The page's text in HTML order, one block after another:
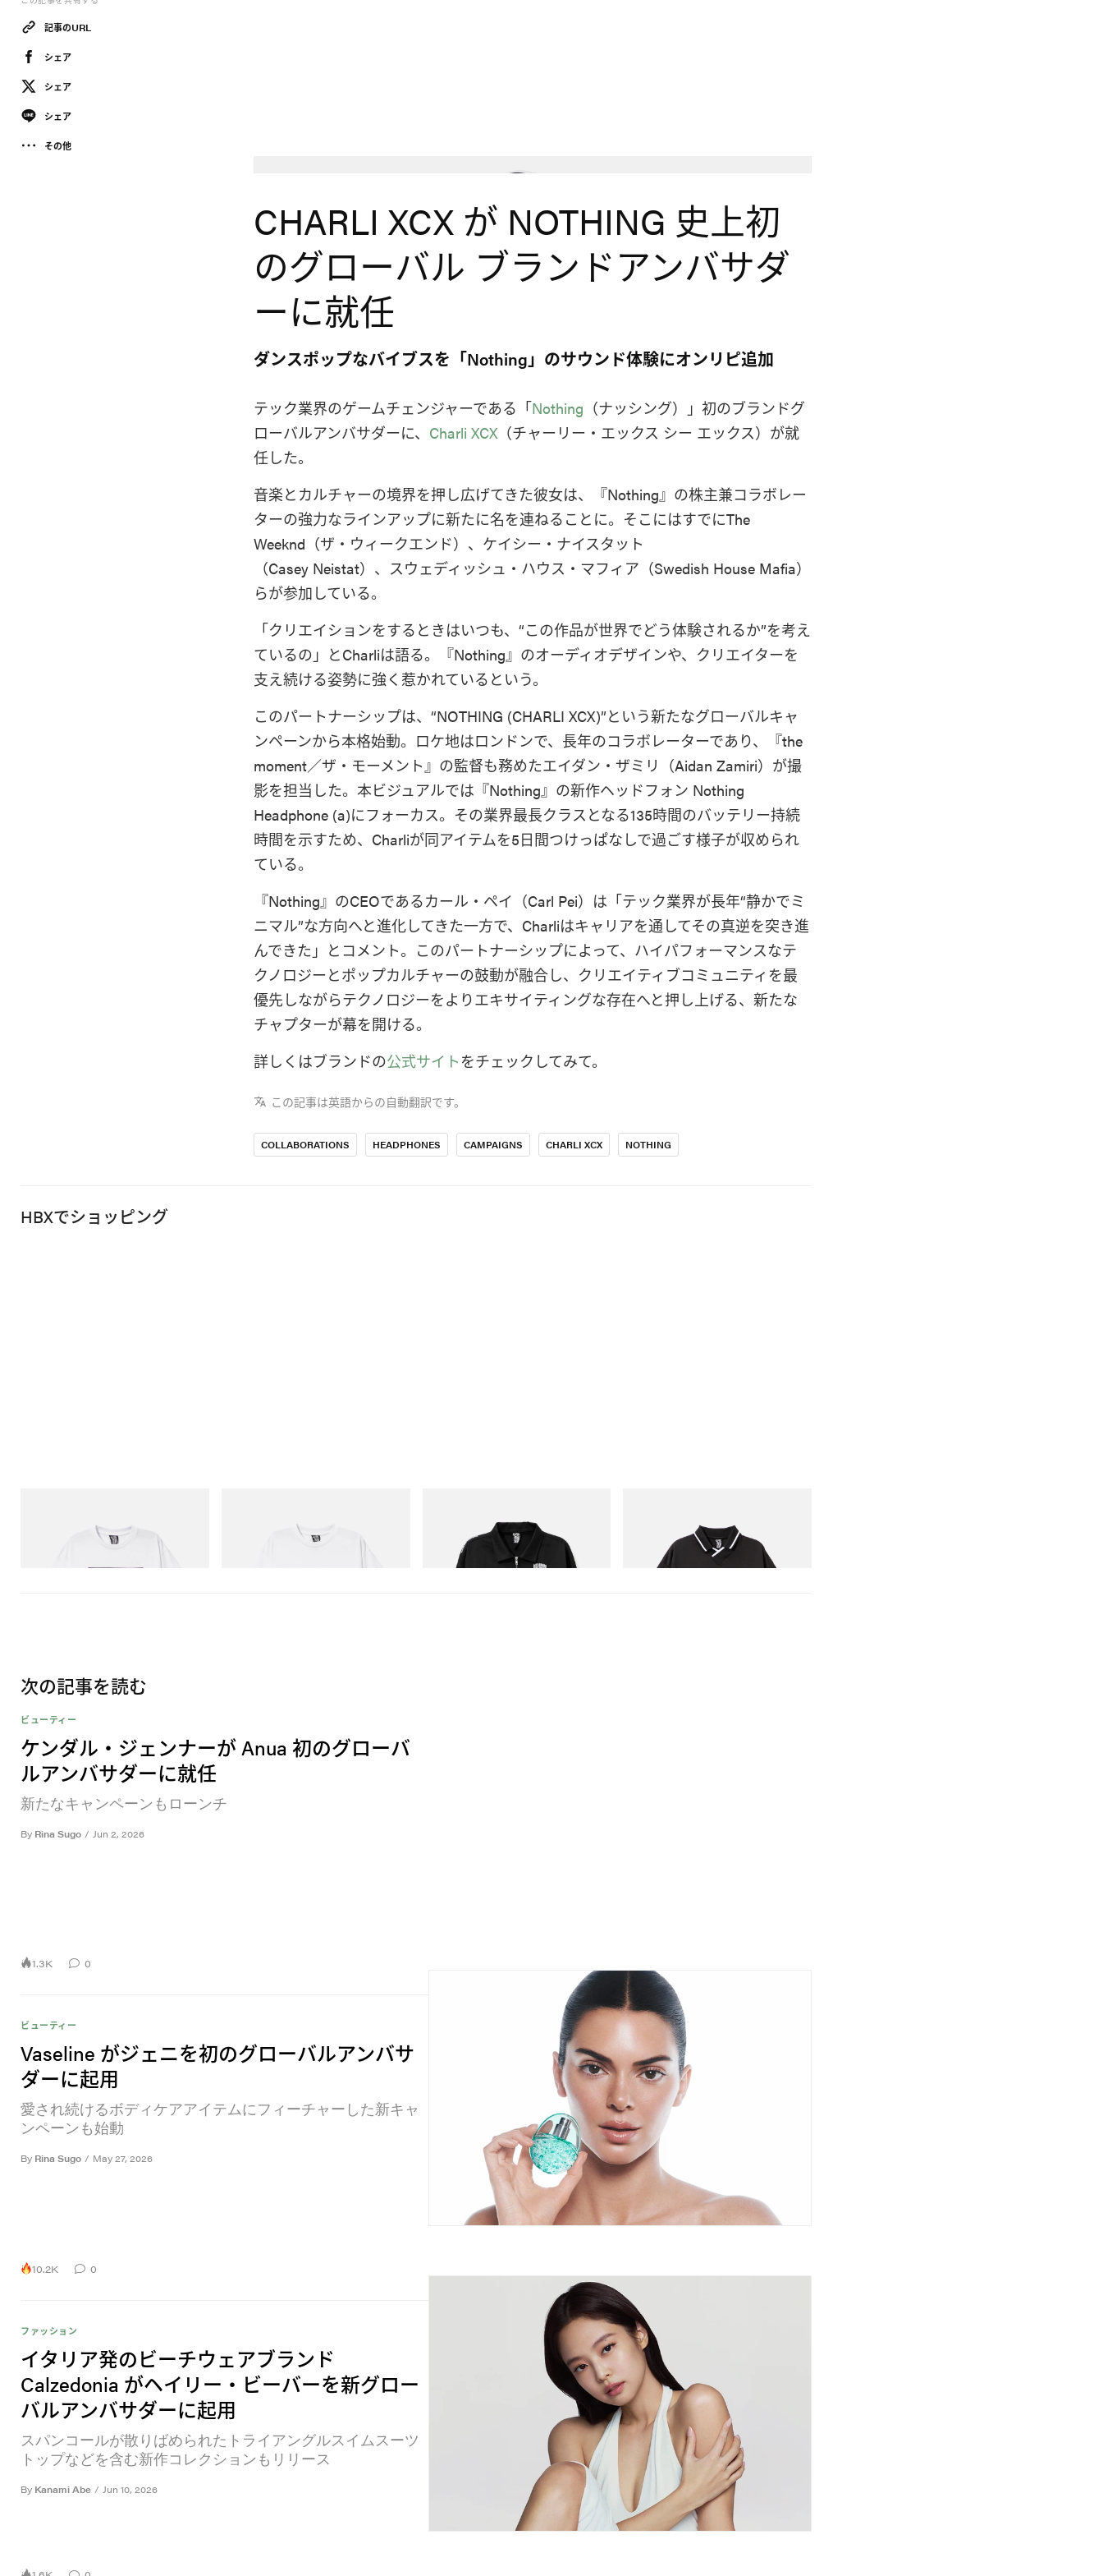
記事のURL
シェア
シェア
シェア
その他
CHARLI XCX が NOTHING 史上初
のグローバル ブランドアンバサダ
ーに就任
ダンスポップなバイブスを「Nothing」のサウンド体験にオンリピ追加
テック業界のゲームチェンジャーである「Nothing （ナッシング）」初のブランドグ
ローバルアンバサダーに、 Charli XCX （チャーリー・エックス シー エックス）が就
任した。
音楽とカルチャーの境界を押し広げてきた彼女は、『Nothing』の株主兼コラボレー
ターの強力なラインアップに新たに名を連ねることに。そこにはすでにThe
Weeknd（ザ・ウィークエンド）、ケイシー・ナイスタット
（Casey Neistat）、スウェディッシュ・ハウス・マフィア（Swedish House Mafia）
らが参加している。
「クリエイションをするときはいつも、“この作品が世界でどう体験されるか”を考え
ているの」とCharliは語る。『Nothing』のオーディオデザインや、クリエイターを
支え続ける姿勢に強く惹かれているという。
このパートナーシップは、“NOTHING (CHARLI XCX)”という新たなグローバルキャ
ンペーンから本格始動。ロケ地はロンドンで、長年のコラボレーターであり、『the
moment／ザ・モーメント』の監督も務めたエイダン・ザミリ（Aidan Zamiri）が撮
影を担当した。本ビジュアルでは『Nothing』の新作ヘッドフォン Nothing
Headphone (a)にフォーカス。その業界最長クラスとなる135時間のバッテリー持続
時間を示すため、Charliが同アイテムを5日間つけっぱなしで過ごす様子が収められ
ている。
『Nothing』のCEOであるカール・ペイ（Carl Pei）は「テック業界が長年“静かでミ
ニマル”な方向へと進化してきた一方で、Charliはキャリアを通してその真逆を突き進
んできた」とコメント。このパートナーシップによって、ハイパフォーマンスなテ
クノロジーとポップカルチャーの鼓動が融合し、クリエイティブコミュニティを最
優先しながらテクノロジーをよりエキサイティングな存在へと押し上げる、新たな
チャプターが幕を開ける。
詳しくはブランドの公式サイト をチェックしてみて。
この記事は英語からの自動翻訳です。
COLLABORATIONS HEADPHONES CAMPAIGNS CHARLI XCX NOTHING
HBXでショッピング
Billionaire Boys Club X Initial D Cotton T-
Billionaire Boys Club X Initial D Cotton T-
Billionaire Boys Club X Initial D Cotton
今すぐ購入
Billionaire Boys Club X Initial D Game
今すぐ購入
次の記事を読む
ビューティー
ケンダル・ジェンナーが Anua 初のグローバ
ルアンバサダーに就任
新たなキャンペーンもローンチ
By Rina Sugo / Jun 2, 2026
1.3K 0
ビューティー
Vaseline がジェニを初のグローバルアンバサ
ダーに起用
愛され続けるボディケアアイテムにフィーチャーした新キャ
ンペーンも始動
By Rina Sugo / May 27, 2026
10.2K 0
ファッション
イタリア発のビーチウェアブランド
Calzedonia がヘイリー・ビーバーを新グロー
バルアンバサダーに起用
スパンコールが散りばめられたトライアングルスイムスーツ
トップなどを含む新作コレクションもリリース
By Kanami Abe / Jun 10, 2026